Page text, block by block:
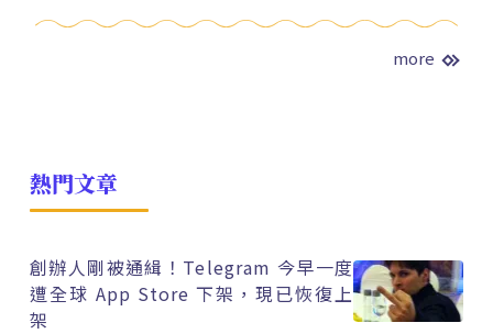
more
熱門文章
創辦人剛被通緝！Telegram 今早一度
遭全球 App Store 下架，現已恢復上
架